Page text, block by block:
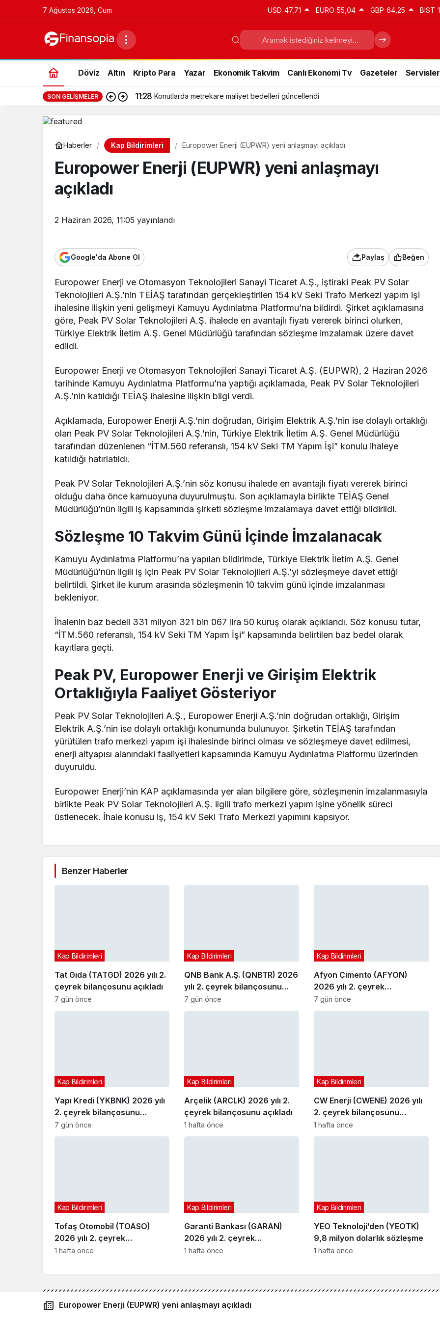
7 Ağustos 2026, Cum USD 47,71 EURO 55,04 GBP 64,25 BIST
Döviz Altın Kripto Para Yazar Ekonomik Takvim Canlı Ekonomi Tv Gazeteler Servisler
SON GELIŞMELER 11:28 Konutlarda metrekare maliyet bedelleri güncellendi
Haberler Kap Bildirimleri Europower Enerji (EUPWR) yeni anlaşmayı açıkladı
Europower Enerji (EUPWR) yeni anlaşmayı
açıkladı
2 Haziran 2026, 11:05 yayınlandı
Google'da Abone Ol Paylaş Beğen
Europower Enerji ve Otomasyon Teknolojileri Sanayi Ticaret A.Ş., iştiraki Peak PV Solar
Teknolojileri A.Ş.’nin TEİAŞ tarafından gerçekleştirilen 154 kV Seki Trafo Merkezi yapım işi
ihalesine ilişkin yeni gelişmeyi Kamuyu Aydınlatma Platformu’na bildirdi. Şirket açıklamasına
göre, Peak PV Solar Teknolojileri A.Ş. ihalede en avantajlı fiyatı vererek birinci olurken,
Türkiye Elektrik İletim A.Ş. Genel Müdürlüğü tarafından sözleşme imzalamak üzere davet
edildi.
Europower Enerji ve Otomasyon Teknolojileri Sanayi Ticaret A.Ş. (EUPWR), 2 Haziran 2026
tarihinde Kamuyu Aydınlatma Platformu’na yaptığı açıklamada, Peak PV Solar Teknolojileri
A.Ş.’nin katıldığı TEİAŞ ihalesine ilişkin bilgi verdi.
Açıklamada, Europower Enerji A.Ş.’nin doğrudan, Girişim Elektrik A.Ş.’nin ise dolaylı ortaklığı
olan Peak PV Solar Teknolojileri A.Ş.’nin, Türkiye Elektrik İletim A.Ş. Genel Müdürlüğü
tarafından düzenlenen “İTM.560 referanslı, 154 kV Seki TM Yapım İşi” konulu ihaleye
katıldığı hatırlatıldı.
Peak PV Solar Teknolojileri A.Ş.’nin söz konusu ihalede en avantajlı fiyatı vererek birinci
olduğu daha önce kamuoyuna duyurulmuştu. Son açıklamayla birlikte TEİAŞ Genel
Müdürlüğü’nün ilgili iş kapsamında şirketi sözleşme imzalamaya davet ettiği bildirildi.
Sözleşme 10 Takvim Günü İçinde İmzalanacak
Kamuyu Aydınlatma Platformu’na yapılan bildirimde, Türkiye Elektrik İletim A.Ş. Genel
Müdürlüğü’nün ilgili iş için Peak PV Solar Teknolojileri A.Ş.’yi sözleşmeye davet ettiği
belirtildi. Şirket ile kurum arasında sözleşmenin 10 takvim günü içinde imzalanması
bekleniyor.
İhalenin baz bedeli 331 milyon 321 bin 067 lira 50 kuruş olarak açıklandı. Söz konusu tutar,
“İTM.560 referanslı, 154 kV Seki TM Yapım İşi” kapsamında belirtilen baz bedel olarak
kayıtlara geçti.
Peak PV, Europower Enerji ve Girişim Elektrik
Ortaklığıyla Faaliyet Gösteriyor
Peak PV Solar Teknolojileri A.Ş., Europower Enerji A.Ş.’nin doğrudan ortaklığı, Girişim
Elektrik A.Ş.’nin ise dolaylı ortaklığı konumunda bulunuyor. Şirketin TEİAŞ tarafından
yürütülen trafo merkezi yapım işi ihalesinde birinci olması ve sözleşmeye davet edilmesi,
enerji altyapısı alanındaki faaliyetleri kapsamında Kamuyu Aydınlatma Platformu üzerinden
duyuruldu.
Europower Enerji’nin KAP açıklamasında yer alan bilgilere göre, sözleşmenin imzalanmasıyla
birlikte Peak PV Solar Teknolojileri A.Ş. ilgili trafo merkezi yapım işine yönelik süreci
üstlenecek. İhale konusu iş, 154 kV Seki Trafo Merkezi yapımını kapsıyor.
Europower Enerji (EUPWR) yeni anlaşmayı açıkladı
Benzer Haberler
Tat Gıda (TATGD) 2026 yılı 2.
çeyrek bilançosunu açıkladı
Kap Bildirimleri
7 gün önce
QNB Bank A.Ş. (QNBTR) 2026
yılı 2. çeyrek bilançosunu
açıkladı
Kap Bildirimleri
7 gün önce
Afyon Çimento (AFYON)
2026 yılı 2. çeyrek
bilançosunu açıkladı
Kap Bildirimleri
7 gün önce
Yapı Kredi (YKBNK) 2026 yılı
2. çeyrek bilançosunu
açıkladı
Kap Bildirimleri
7 gün önce
Arçelik (ARCLK) 2026 yılı 2.
çeyrek bilançosunu açıkladı
Kap Bildirimleri
1 hafta önce
CW Enerji (CWENE) 2026 yılı
2. çeyrek bilançosunu
açıkladı
Kap Bildirimleri
1 hafta önce
Tofaş Otomobil (TOASO)
2026 yılı 2. çeyrek
bilançosunu açıkladı
Kap Bildirimleri
1 hafta önce
Garanti Bankası (GARAN)
2026 yılı 2. çeyrek
bilançosunu açıkladı
Kap Bildirimleri
1 hafta önce
YEO Teknoloji’den (YEOTK)
9,8 milyon dolarlık sözleşme
Kap Bildirimleri
1 hafta önce